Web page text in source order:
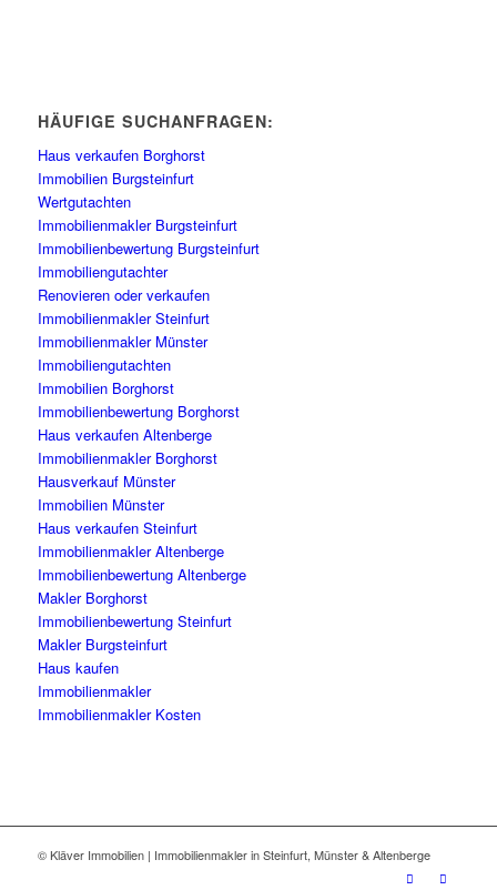
HÄUFIGE SUCHANFRAGEN:
Haus verkaufen Borghorst
Immobilien Burgsteinfurt
Wertgutachten
Immobilienmakler Burgsteinfurt
Immobilienbewertung Burgsteinfurt
Immobiliengutachter
Renovieren oder verkaufen
Immobilienmakler Steinfurt
Immobilienmakler Münster
Immobiliengutachten
Immobilien Borghorst
Immobilienbewertung Borghorst
Haus verkaufen Altenberge
Immobilienmakler Borghorst
Hausverkauf Münster
Immobilien Münster
Haus verkaufen Steinfurt
Immobilienmakler Altenberge
Immobilienbewertung Altenberge
Makler Borghorst
Immobilienbewertung Steinfurt
Makler Burgsteinfurt
Haus kaufen
Immobilienmakler
Immobilienmakler Kosten
© Kläver Immobilien | Immobilienmakler in Steinfurt, Münster & Altenberge